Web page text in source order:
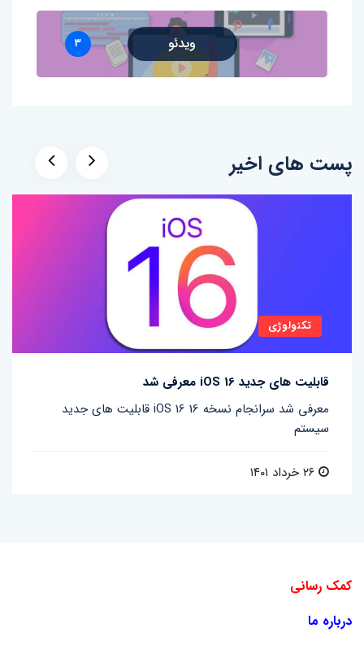
ویدئو ۳
پست های اخیر
تکنولوژی
قابلیت های جدید iOS 16 معرفی شد
قابلیت های جدید iOS 16 معرفی شد سرانجام نسخه 16
سیستم
کمک رسانی
درباره ما